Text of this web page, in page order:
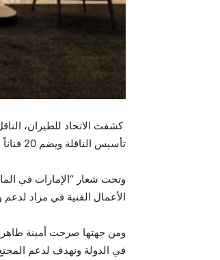
كشفت الاتحاد للطيران،
تأسيس الناقلة ويضم 20 فناناً مشهوراً ممن قدموا لوحات فنية وأخرى رقمية، احتفالاً بمرور عقدين من التميز على مجال الطيران.
وتحت شعار “الإمارات في
الأعمال الفنية في مزاد لدعم
ومن جهتها صرحت أمينة طاهر،
في الدولة ونهدف لدعم